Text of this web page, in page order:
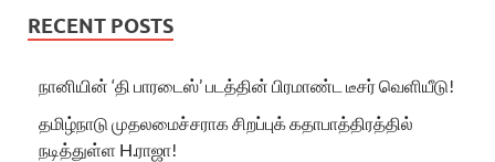
RECENT POSTS
நானியின் ‘தி பாரடைஸ்’ படத்தின் பிரமாண்ட டீசர் வெளியீடு!
தமிழ்நாடு முதலமைச்சராக சிறப்புக் கதாபாத்திரத்தில்
நடித்துள்ள H.ராஜா!